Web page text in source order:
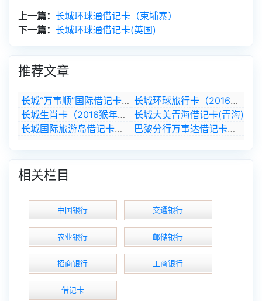
上一篇： 长城环球通借记卡（柬埔寨）
下一篇： 长城环球通借记卡(英国)
推荐文章
长城“万事顺”国际借记卡（2016年9月停发）
长城环球旅行卡（2016年9月停发）
长城生肖卡（2016猴年版）
长城大美青海借记卡(青海)
长城国际旅游岛借记卡（海南）
巴黎分行万事达借记卡（法国）
相关栏目
中国银行 交通银行
农业银行 邮储银行
招商银行 工商银行
借记卡